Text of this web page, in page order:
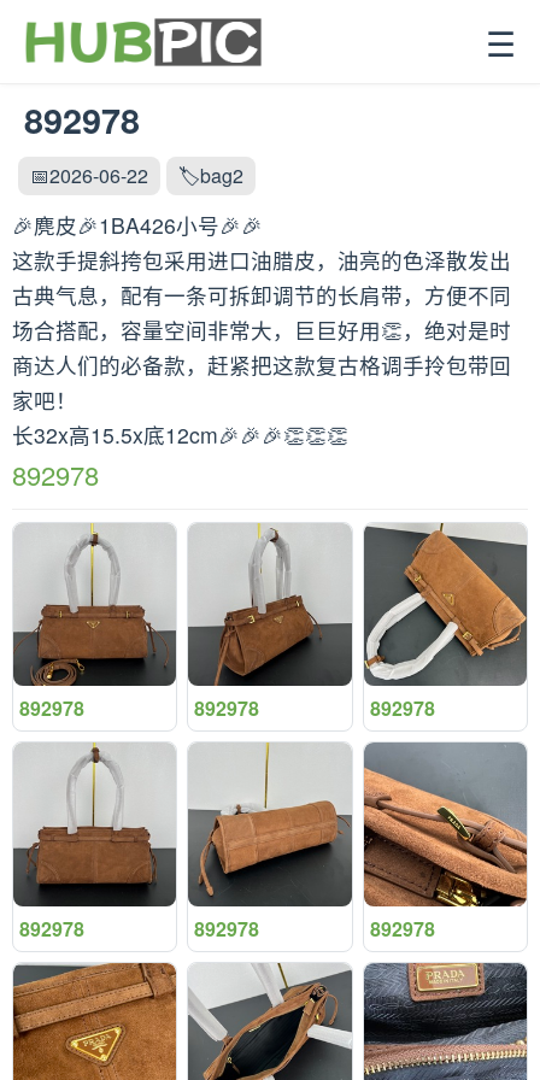
☰
892978
📅2026-06-22 🏷️bag2
🎉麂皮🎉1BA426小号🎉🎉
这款手提斜挎包采用进口油腊皮，油亮的色泽散发出
古典气息，配有一条可拆卸调节的长肩带，方便不同
场合搭配，容量空间非常大，巨巨好用👏，绝对是时
商达人们的必备款，赶紧把这款复古格调手拎包带回
家吧！
长32x高15.5x底12cm🎉🎉🎉👏👏👏
892978
892978 892978 892978
892978 892978 892978